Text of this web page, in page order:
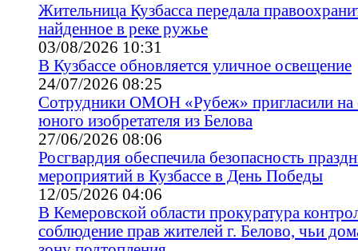
Жительница Кузбасса передала
найденное в реке ружье
03/08/2026 10:31
В Кузбассе обновляется уличное освещение
24/07/2026 08:25
Сотрудники ОМОН «Рубеж» пригласили на
юного изобретателя из Белова
27/06/2026 08:06
Росгвардия обеспечила безопасность
мероприятий в Кузбассе в День Победы
12/05/2026 04:06
В Кемеровской области прокуратура
соблюдение прав жителей г. Белово, чьи